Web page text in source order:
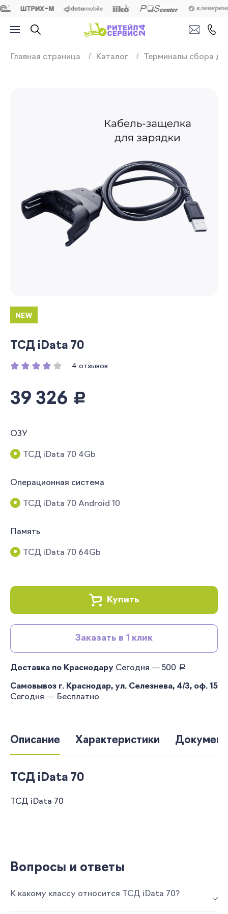
Продажа,
Главная страница Каталог Терминалы сбора
NEW
ТСД iData 70
4 отзывов
39 326 руб.
ОЗУ
ТСД iData 70 4Gb
Операционная система
ТСД iData 70 Android 10
Память
ТСД iData 70 64Gb
Купить
Заказать в 1 клик
Доставка по Краснодару Сегодня — 500 руб.
Самовывоз г. Краснодар, ул. Селезнева, 4/3, оф. 15
Сегодня — Бесплатно
Описание Характеристики
ТСД iData 70
ТСД iData 70
Вопросы и ответы
К какому классу относится ТСД iData 70?